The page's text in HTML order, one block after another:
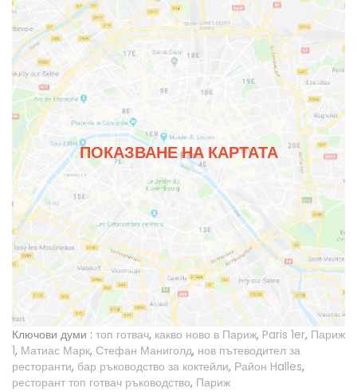
ПОКАЗВАНЕ НА КАРТАТА
Ключови думи : топ готвач, какво ново в Париж, Paris 1er, Париж
1, Матиас Марк, Стефан Маниголд, нов пътеводител за
ресторанти, бар ръководство за коктейли, Район Halles,
ресторант топ готвач ръководство, Париж